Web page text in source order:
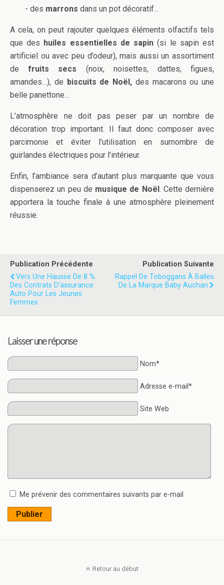
- des marrons dans un pot décoratif…
A cela, on peut rajouter quelques éléments olfactifs tels
que des huiles essentielles de sapin (si le sapin est
artificiel ou avec peu d’odeur), mais aussi un assortiment
defruits secs (noix, noisettes, dattes, figues,
amandes…), de biscuits de Noël, des macarons ou une
belle panettone…
L’atmosphère ne doit pas peser par un nombre de
décoration trop important. Il faut donc composer avec
parcimonie et éviter l’utilisation en surnombre de
guirlandes électriques pour l’intérieur.
Enfin, l’ambiance sera d’autant plus marquante que vous
dispenserez un peu de musique de Noël. Cette dernière
apportera la touche finale à une atmosphère pleinement
réussie.
Publication Précédente
Vers Une Hausse De 8 %
Des Contrats D'assurance
Auto Pour Les Jeunes
Femmes
Publication Suivante
Rappel De Toboggans À Balles
De La Marque Baby Auchan
Laisser une réponse
Nom*
Adresse e-mail*
Site Web
Me prévenir des commentaires suivants par e-mail
Publier
Retour au début